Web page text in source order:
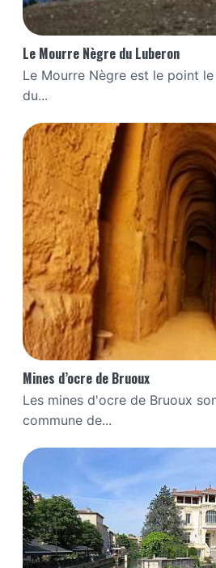
Le Mourre Nègre du Luberon
Le Mourre Nègre est le point
du...
Mines d’ocre de Bruoux
Les mines d'ocre de Bruoux
commune de...